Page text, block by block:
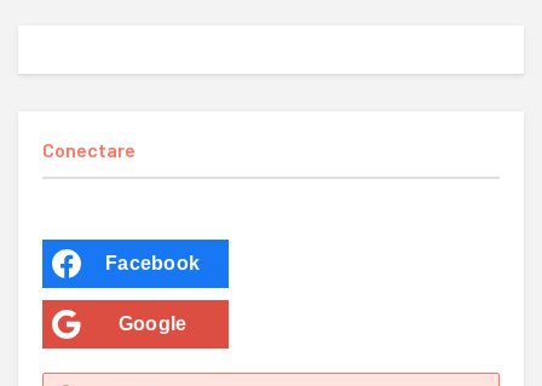
Conectare
Facebook
Google